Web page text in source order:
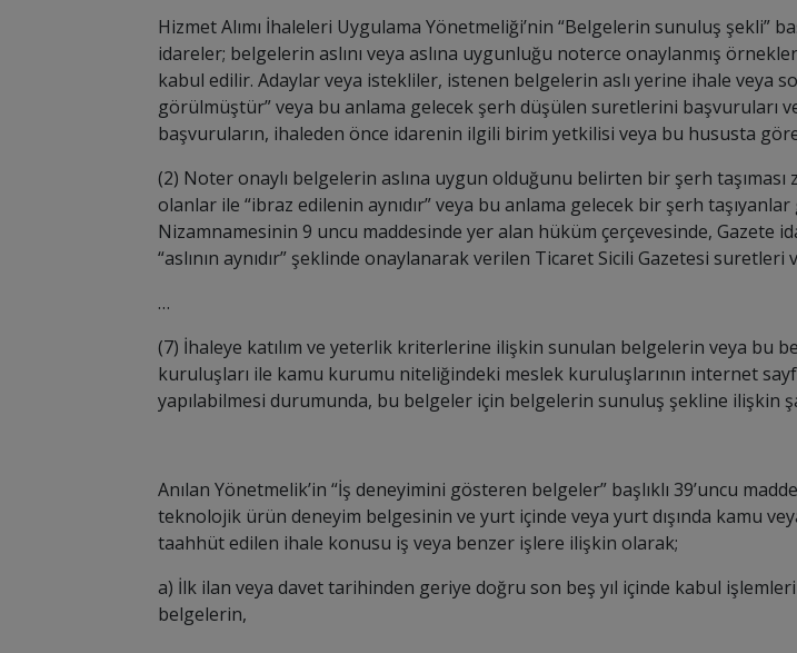
Hizmet Alımı İhaleleri Uygulama Yönetmeliği’nin “Belgelerin sunuluş şekli”
idareler; belgelerin aslını veya aslına uygunluğu noterce onaylanmış
kabul edilir. Adaylar veya istekliler, istenen belgelerin aslı yerine ihale veya
görülmüştür” veya bu anlama gelecek şerh düşülen suretlerini başvuruları
başvuruların, ihaleden önce idarenin ilgili birim yetkilisi veya bu hususta
(2) Noter onaylı belgelerin aslına uygun olduğunu belirten bir şerh
olanlar ile “ibraz edilenin aynıdır” veya bu anlama gelecek bir şerh
Nizamnamesinin 9 uncu maddesinde yer alan hüküm çerçevesinde, Gazete
“aslının aynıdır” şeklinde onaylanarak verilen Ticaret Sicili Gazetesi
…
(7) İhaleye katılım ve yeterlik kriterlerine ilişkin sunulan belgelerin veya bu
kuruluşları ile kamu kurumu niteliğindeki meslek kuruluşlarının internet
yapılabilmesi durumunda, bu belgeler için belgelerin sunuluş şekline ilişkin
Anılan Yönetmelik’in “İş deneyimini gösteren belgeler” başlıklı 39’uncu
teknolojik ürün deneyim belgesinin ve yurt içinde veya yurt dışında kamu
taahhüt edilen ihale konusu iş veya benzer işlere ilişkin olarak;
a) İlk ilan veya davet tarihinden geriye doğru son beş yıl içinde kabul
belgelerin,